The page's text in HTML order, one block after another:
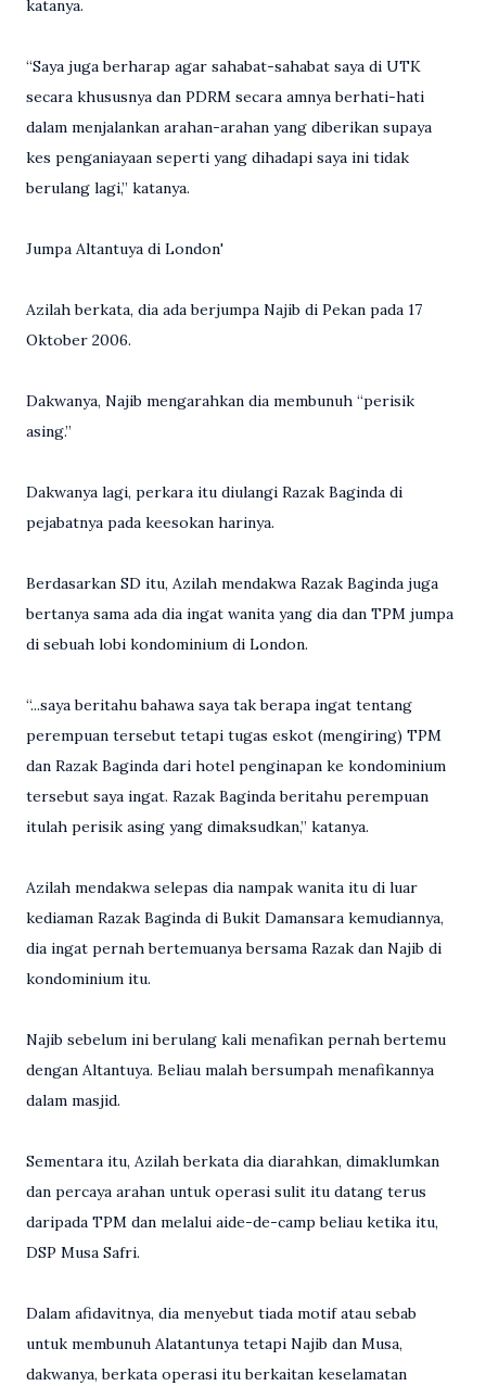
katanya.
“Saya juga berharap agar sahabat-sahabat saya di UTK
secara khususnya dan PDRM secara amnya berhati-hati
dalam menjalankan arahan-arahan yang diberikan supaya
kes penganiayaan seperti yang dihadapi saya ini tidak
berulang lagi,” katanya.
Jumpa Altantuya di London'
Azilah berkata, dia ada berjumpa Najib di Pekan pada 17
Oktober 2006.
Dakwanya, Najib mengarahkan dia membunuh “perisik
asing.”
Dakwanya lagi, perkara itu diulangi Razak Baginda di
pejabatnya pada keesokan harinya.
Berdasarkan SD itu, Azilah mendakwa Razak Baginda juga
bertanya sama ada dia ingat wanita yang dia dan TPM jumpa
di sebuah lobi kondominium di London.
“...saya beritahu bahawa saya tak berapa ingat tentang
perempuan tersebut tetapi tugas eskot (mengiring) TPM
dan Razak Baginda dari hotel penginapan ke kondominium
tersebut saya ingat. Razak Baginda beritahu perempuan
itulah perisik asing yang dimaksudkan,” katanya.
Azilah mendakwa selepas dia nampak wanita itu di luar
kediaman Razak Baginda di Bukit Damansara kemudiannya,
dia ingat pernah bertemuanya bersama Razak dan Najib di
kondominium itu.
Najib sebelum ini berulang kali menafikan pernah bertemu
dengan Altantuya. Beliau malah bersumpah menafikannya
dalam masjid.
Sementara itu, Azilah berkata dia diarahkan, dimaklumkan
dan percaya arahan untuk operasi sulit itu datang terus
daripada TPM dan melalui aide-de-camp beliau ketika itu,
DSP Musa Safri.
Dalam afidavitnya, dia menyebut tiada motif atau sebab
untuk membunuh Alatantunya tetapi Najib dan Musa,
dakwanya, berkata operasi itu berkaitan keselamatan